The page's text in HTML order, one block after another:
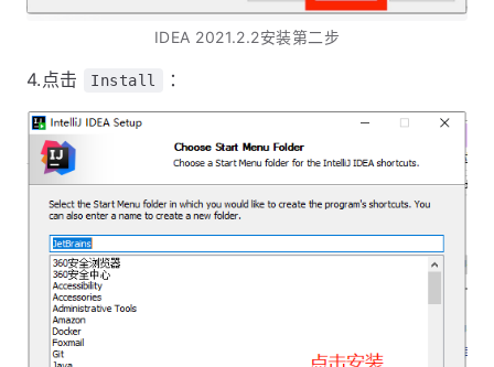
IDEA 2021.2.2安装第二步
4.点击 Install ：